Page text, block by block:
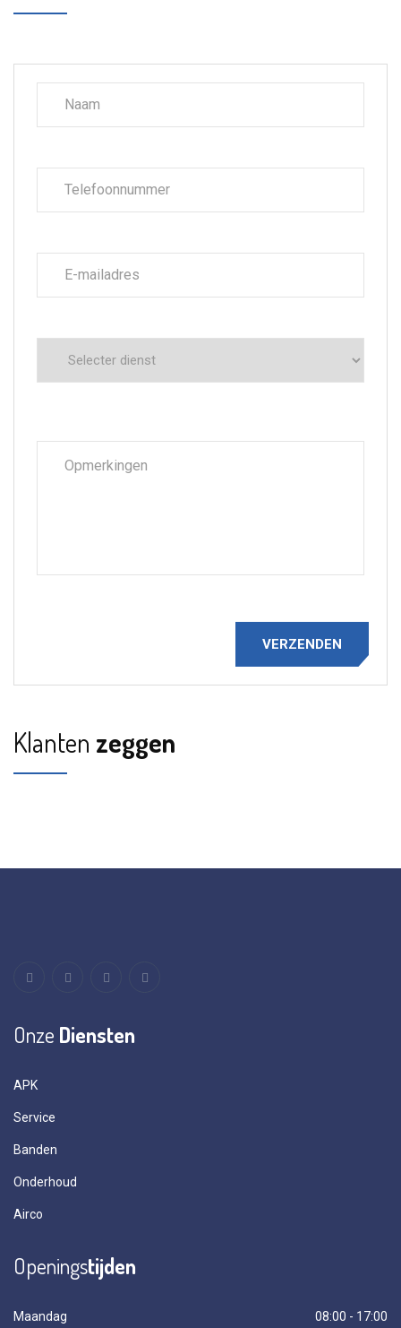
Klanten zeggen
Onze Diensten
APK
Service
Banden
Onderhoud
Airco
Openingstijden
Maandag 08:00 - 17:00